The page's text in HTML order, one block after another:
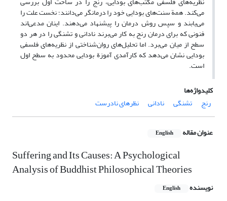
می‌کند. همة سنت‌های بودایی خود را درمانگر می‌دانند؛ نخست علت را
می‌یابند و سپس روش درمان را پیشنهاد می‌دهند. اینان مدعی‌اند
فنونی که برای درمان رنج به ‌کار می‌برند نادانی و تشنگی را در هر دو
سطح از میان می‌برد. اما تحلیل‌های روان‌شناختی از نظریه‌های فلسفی
بودایی نشان می‌دهد که کارآمدی آموزة بودایی محدود به سطح اول
است.
کلیدواژه‌ها
رنج
تشنگی نادانی نظرهای نادرست
عنوان مقاله English
Suffering and Its Causes: A Psychological
Analysis of Buddhist Philosophical Theories
نویسنده English